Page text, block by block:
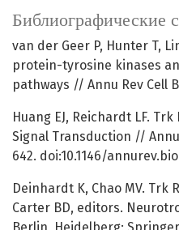
Библиографические
van der Geer P, Hunter T,
protein-tyrosine kinases
pathways // Annu Rev Cell
Huang EJ, Reichardt LF.
Signal Transduction //
642. doi:10.1146/
Deinhardt K, Chao MV. Trk
Carter BD, editors.